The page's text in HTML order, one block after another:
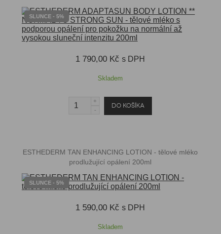
SLUNCE - 5%
1 790,00 Kč s DPH
Skladem
ESTHEDERM TAN ENHANCING LOTION - tělové mléko
prodlužující opálení 200ml
SLUNCE - 5%
1 590,00 Kč s DPH
Skladem